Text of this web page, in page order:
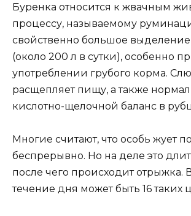
Буренка относится к жвачным
процессу, называемому
свойственно большое
(около 200 л в сутки), особенно
употреблении грубого корма.
расщепляет пищу, а также
кислотно-щелочной баланс в
Многие считают, что особь жует
беспрерывно. Но на деле это
после чего происходит отрыжка.
течение дня может быть 16 таких